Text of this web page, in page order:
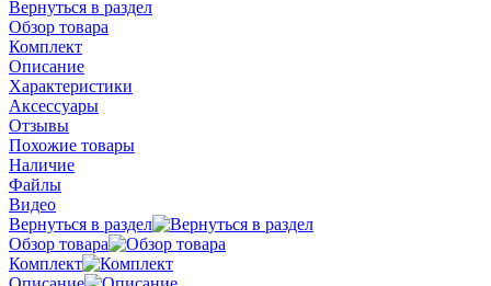
Вернуться в раздел
Обзор товара
Комплект
Описание
Характеристики
Аксессуары
Отзывы
Похожие товары
Наличие
Файлы
Видео
Вернуться в раздел
Обзор товара
Комплект